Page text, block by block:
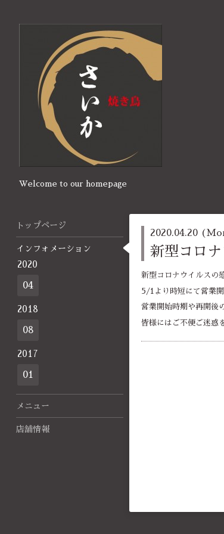
Welcome to our homepage
2020.04.20
新型コロ
新型コロナウイルスの
5/1より時短にて営業
営業開始時期や再開後
皆様にはご不便ご迷惑
トップページ
インフォメーション
2020
04
2018
08
2017
01
メニュー
店舗情報